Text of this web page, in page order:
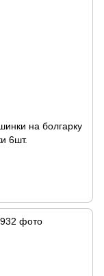
на болгарку
6шт.